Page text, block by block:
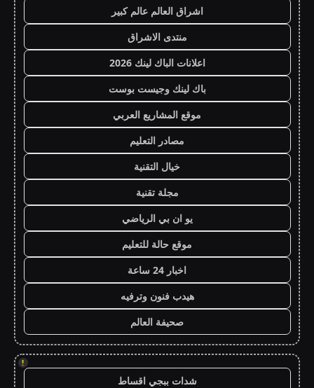
اشراق العالم عالم كبير
منتدى الاشراق
اعلانات الباك لينك 2026
باك لينك وجيست بوست
موقع المشاريع العربي
مصادر التعليم
خيال التقنية
مجلة تقنية
يو ان بي الرياضي
موقع حالة للتعليم
اخبار 24 ساعة
هيدب فنون وترفيه
صحيفة العالم
!
شدات ببجي اقساط